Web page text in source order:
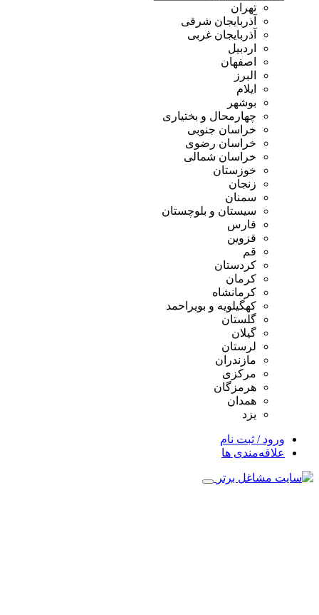
تهران
آذربایجان شرقی
آذربایجان غربی
اردبیل
اصفهان
البرز
ایلام
بوشهر
چهارمحال و بختیاری
خراسان جنوبی
خراسان رضوی
خراسان شمالی
خوزستان
زنجان
سمنان
سیستان و بلوچستان
فارس
قزوین
قم
کردستان
کرمان
کرمانشاه
کهگیلویه و بویراحمد
گلستان
گیلان
لرستان
مازندران
مرکزی
هرمزگان
همدان
یزد
ورود / ثبت نام
علاقه‌مندی ها